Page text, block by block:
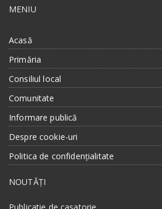
MENIU
Acasă
Primăria
Consiliul local
Comunitate
Informare publică
Despre cookie-uri
Politica de confidențialitate
NOUTĂȚI